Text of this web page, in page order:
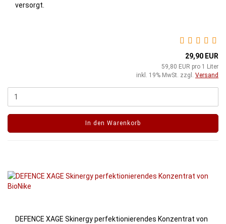
versorgt.
29,90 EUR
59,80 EUR pro 1 Liter
inkl. 19% MwSt. zzgl. Versand
In den Warenkorb
DEFENCE XAGE Skinergy perfektionierendes Konzentrat von